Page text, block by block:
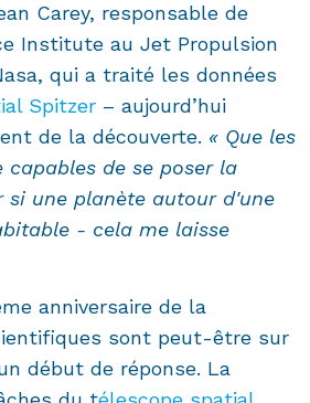
Carey, responsable de
Institute au Jet Propulsion
qui a traité les données
Spitzer – aujourd’hui
de la découverte. « Que les
capables de se poser la
si une planète autour d'une
- cela me laisse
anniversaire de la
sont peut-être sur
début de réponse. La